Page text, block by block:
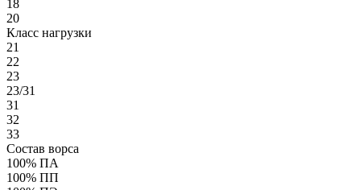
18
20
Класс нагрузки
21
22
23
23/31
31
32
33
Состав ворса
100% ПА
100% ПП